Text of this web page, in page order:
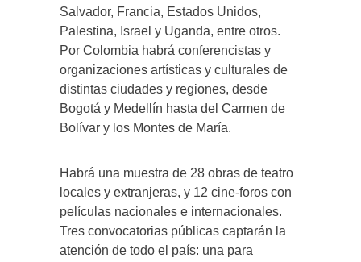
Salvador, Francia, Estados Unidos,
Palestina, Israel y Uganda, entre otros.
Por Colombia habrá conferencistas y
organizaciones artísticas y culturales de
distintas ciudades y regiones, desde
Bogotá y Medellín hasta del Carmen de
Bolívar y los Montes de María.
Habrá una muestra de 28 obras de teatro
locales y extranjeras, y 12 cine-foros con
películas nacionales e internacionales.
Tres convocatorias públicas captarán la
atención de todo el país: una para